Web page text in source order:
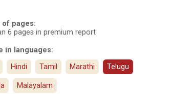
of pages:
6 pages in premium report
in languages:
Hindi Tamil Marathi Telugu
Malayalam